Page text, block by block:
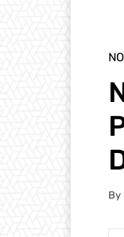
By